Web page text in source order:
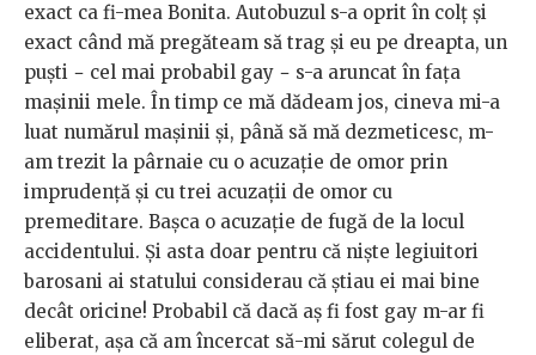
exact ca fi-mea Bonita. Autobuzul s-a oprit în colț și
exact când mă pregăteam să trag și eu pe dreapta, un
puști − cel mai probabil gay − s-a aruncat în fața
mașinii mele. În timp ce mă dădeam jos, cineva mi-a
luat numărul mașinii și, până să mă dezmeticesc, m-
am trezit la pârnaie cu o acuzație de omor prin
imprudență și cu trei acuzații de omor cu
premeditare. Bașca o acuzație de fugă de la locul
accidentului. Și asta doar pentru că niște legiuitori
barosani ai statului considerau că știau ei mai bine
decât oricine! Probabil că dacă aș fi fost gay m-ar fi
eliberat, așa că am încercat să-mi sărut colegul de